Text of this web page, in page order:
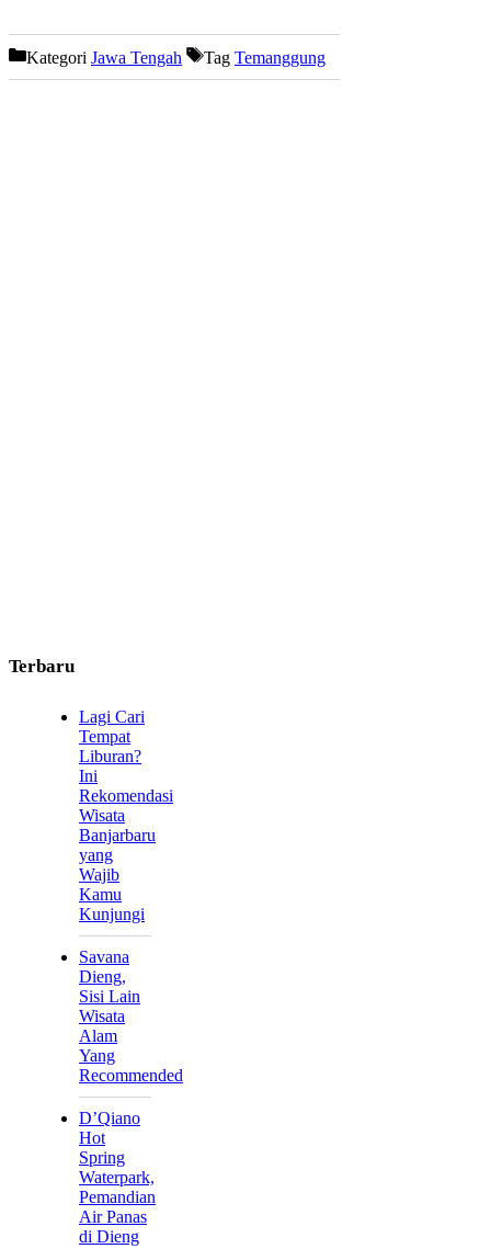
Kategori Jawa Tengah Tag Temanggung
Terbaru
Lagi Cari
Tempat
Liburan?
Ini
Rekomendasi
Wisata
Banjarbaru
yang
Wajib
Kamu
Kunjungi
Savana
Dieng,
Sisi Lain
Wisata
Alam
Yang
Recommended
D’Qiano
Hot
Spring
Waterpark,
Pemandian
Air Panas
di Dieng